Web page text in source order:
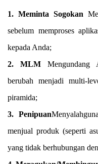
1. Meminta Sogokan
sebelum memproses
kepada Anda;
2. MLM Mengundang
berubah menjadi multi-
piramida;
3. Penipuan
menjual produk (seperti
yang tidak berhubungan